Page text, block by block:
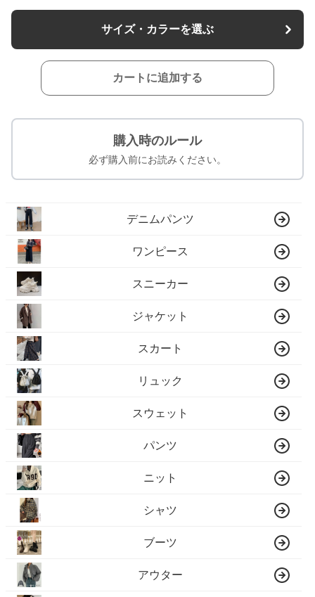
サイズ・カラーを選ぶ
カートに追加する
購入時のルール
必ず購入前にお読みください。
デニムパンツ
ワンピース
スニーカー
ジャケット
スカート
リュック
スウェット
パンツ
ニット
シャツ
ブーツ
アウター